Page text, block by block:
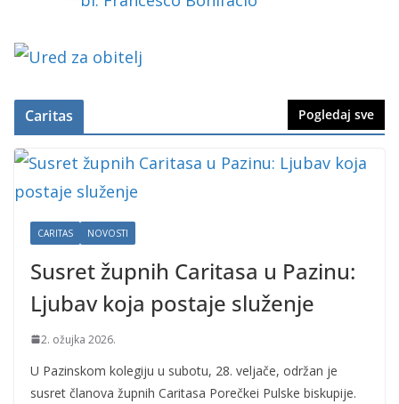
Caritas Pogledaj sve
CARITAS NOVOSTI
Susret župnih Caritasa u Pazinu:
Ljubav koja postaje služenje
2. ožujka 2026.
U Pazinskom kolegiju u subotu, 28. veljače, održan je
susret članova župnih Caritasa Porečkei Pulske biskupije.